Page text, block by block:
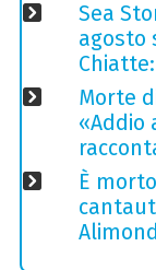
Sea
agosto
Morte
«Addio
È